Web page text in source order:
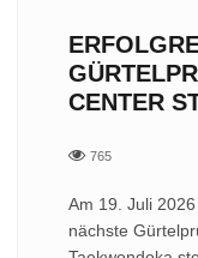
CENTER
765
Am 19. Juli
nächste